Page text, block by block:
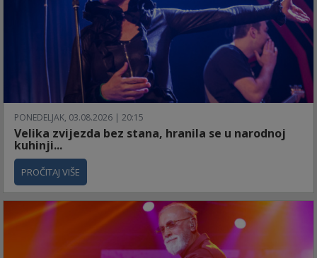
PONEDELJAK, 03.08.2026 | 20:15
Velika zvijezda bez stana, hranila se u narodnoj
kuhinji...
PROČITAJ VIŠE